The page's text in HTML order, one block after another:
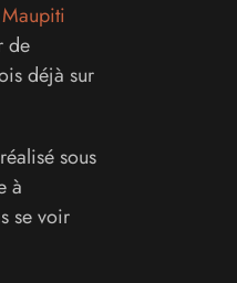
Maupiti
de
déjà sur
sous
à
se voir